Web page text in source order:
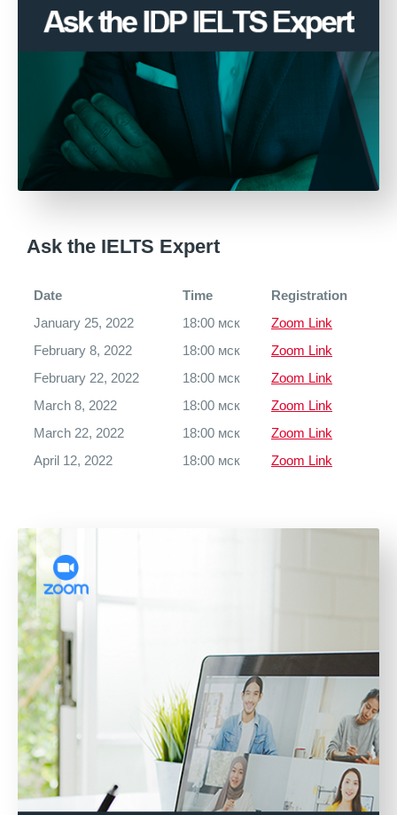
Ask the IELTS Expert
Date Time
Registration
January 25, 2022
18:00 мск
Zoom Link
February 8, 2022
18:00 мск
Zoom Link
February 22, 2022
18:00 мск
Zoom Link
March 8, 2022
18:00 мск
Zoom Link
March 22, 2022
18:00 мск
Zoom Link
April 12, 2022
18:00 мск Zoom Link